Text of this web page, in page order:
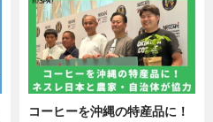
コーヒーを沖縄の特産品に！